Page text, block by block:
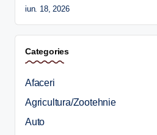
iun. 18, 2026
Categories
Afaceri
Agricultura/Zootehnie
Auto